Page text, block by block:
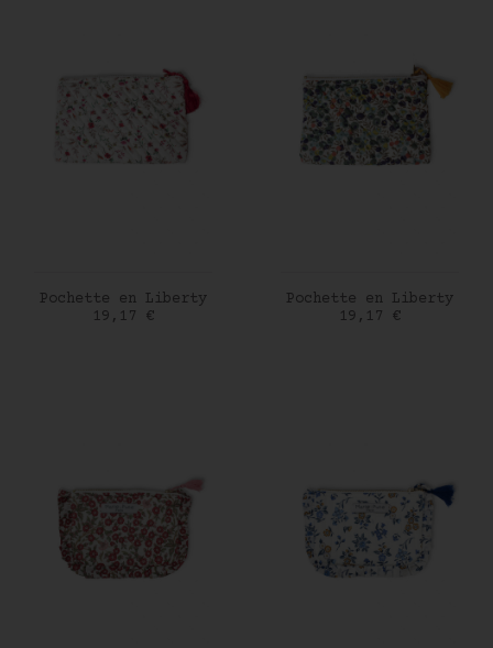
AJOUTER AU PANIER
Pochette en Liberty
Prix
19,17 €
AJOUTER AU PANIER
Pochette en Liberty
Prix
19,17 €